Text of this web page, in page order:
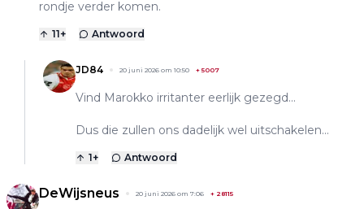
rondje verder komen.
11+ Antwoord
JD84 20 juni 2026 om 10:50 + 5007
Vind Marokko irritanter eerlijk gezegd...
Dus die zullen ons dadelijk wel uitschakelen...
1+ Antwoord
DeWijsneus 20 juni 2026 om 7:06 + 28115